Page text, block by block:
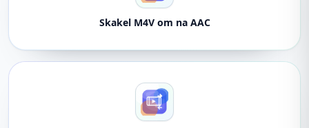
Skakel M4V om na AAC